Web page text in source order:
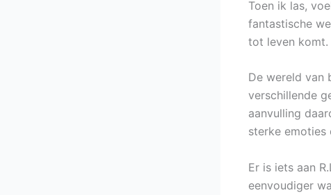
Toen ik las,
fantastische
tot leven komt.
De wereld van
verschillende
aanvulling
sterke emoties
Er is iets aan
eenvoudiger